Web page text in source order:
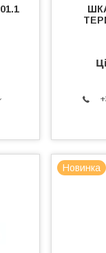
Новинка